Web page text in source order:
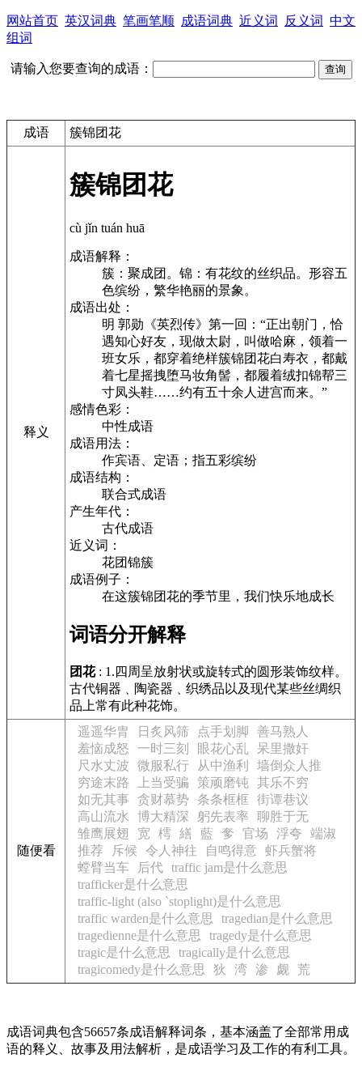
网站首页 英汉词典 笔画笔顺 成语词典 近义词 反义词 中文
组词
请输入您要查询的成语：
成语 簇锦团花
释义
簇锦团花
cù jǐn tuán huā
成语解释：
簇：聚成团。锦：有花纹的丝织品。形容五
色缤纷，繁华艳丽的景象。
成语出处：
明 郭勋《英烈传》第一回：“正出朝门，恰
遇知心好友，现做太尉，叫做哈麻，领着一
班女乐，都穿着绝样簇锦团花白寿衣，都戴
着七星摇拽堕马妆角髻，都履着绒扣锦帮三
寸凤头鞋……约有五十余人进宫而来。”
感情色彩：
中性成语
成语用法：
作宾语、定语；指五彩缤纷
成语结构：
联合式成语
产生年代：
古代成语
近义词：
花团锦簇
成语例子：
在这簇锦团花的季节里，我们快乐地成长
词语分开解释
团花: 1.四周呈放射状或旋转式的圆形装饰纹样。
古代铜器﹑陶瓷器﹑织绣品以及现代某些丝绸织
品上常有此种花饰。
随便看
遥遥华胄 日炙风筛 点手划脚
善马熟人
羞恼成怒
一时三刻 眼花心乱
呆里撒奸
尺水丈波
微服私行 从中渔利
墙倒众人推
穷途末路
上当受骗 策顽磨钝 其乐不穷
如无其事
贪财慕势 条条框框 街谭巷议
高山流水
博大精深 躬先表率
聊胜于无
雏鹰展翅
宽 樗 繕 藍 奓 官场 浮夸
端淑
推荐
斥候 令人神往 自鸣得意
虾兵蟹将
螳臂当车
后代 traffic jam是什么意思
trafficker是什么意思
traffic-light (also `stoplight)是什么意思
traffic warden是什么意思
tragedian是什么意思
tragedienne是什么意思
tragedy是什么意思
tragic是什么意思
tragically是什么意思
tragicomedy是什么意思
狄 湾 渗 觑 荒
成语词典包含56657条成语解释词条，基本涵盖了全部常用成
语的释义、故事及用法解析，是成语学习及工作的有利工具。